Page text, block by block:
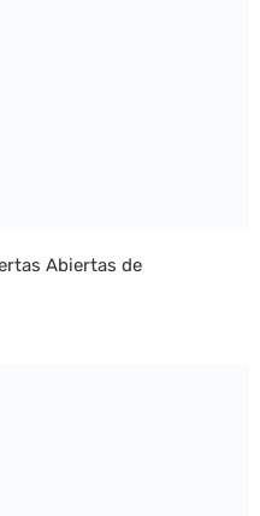
Abiertas de